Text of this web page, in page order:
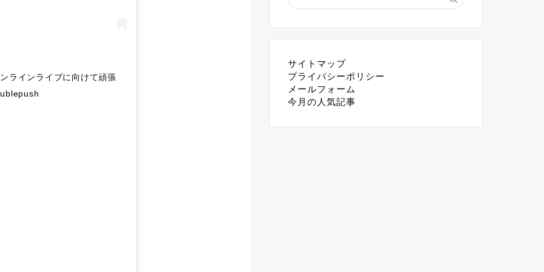
ラインライブに向けて頑張
サイトマップ
プライバシーポリシー
メールフォーム
今月の人気記事